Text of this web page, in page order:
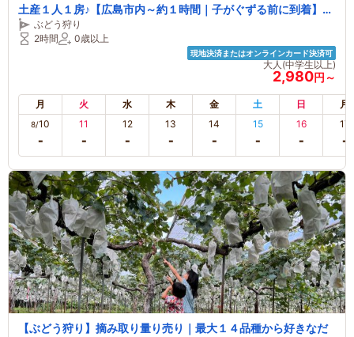
土産１人１房♪【広島市内～約１時間｜子がぐずる前に到着】＼
氷＆バケツで冷え冷えぶどうに舌鼓♪／【ペット同伴OK】【飛
行機が見える芝生広場も】
ぶどう狩り
2時間
0歳以上
現地決済またはオンラインカード決済可
大人(中学生以上)
2,980円～
月 火 水 木 金 土 日 月
8/10 11 12 13 14 15 16 17
【ぶどう狩り】摘み取り量り売り｜最大１４品種から好きなだ